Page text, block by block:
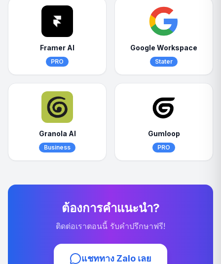
Framer AI
PRO
Google Workspace
Stater
Granola AI
Business
Gumloop
PRO
ต้องการคำแนะนำ?
ติดต่อเราตอนนี้ รับคำปรึกษาฟรี!
แชททาง Zalo เลย